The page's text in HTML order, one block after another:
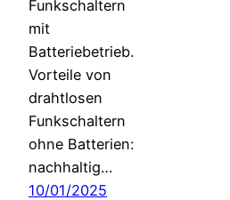
Funkschaltern
mit
Batteriebetrieb.
Vorteile von
drahtlosen
Funkschaltern
ohne Batterien:
nachhaltig…
10/01/2025